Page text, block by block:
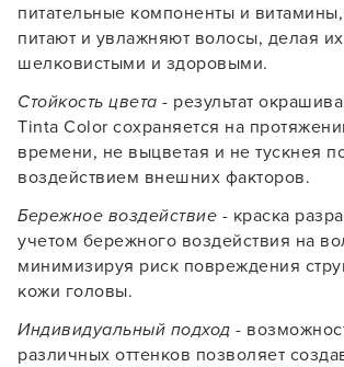
питательные компоненты и
питают и увлажняют волосы, делая
шелковистыми и здоровыми.
Стойкость цвета - результат
Tinta Color сохраняется на
времени, не выцветая и не тускнея
воздействием внешних факторов.
Бережное воздействие - краска
учетом бережного воздействия на
минимизируя риск повреждения
кожи головы.
Индивидуальный подход -
различных оттенков позволяет
В новом приложении RedHare Market
намного быстрее!
УСТАНОВИТЬ ИЗ GOOGLE
ПРОДОЛЖУ ЗДЕСЬ